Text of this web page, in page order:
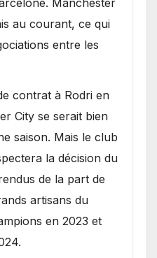
au courant, ce qui
entre les
contrat à Rodri en
City se serait bien
saison. Mais le club
la décision du
de la part de
artisans du
en 2023 et